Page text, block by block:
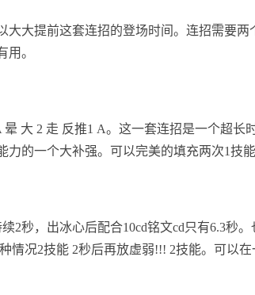
大提前这套连招的登场时间。连招需要两
用。
大 2 走 反推1 A。这一套连招是一个超长
力的一个大补强。可以完美的填充两次1技能
秒，出冰心后配合10cd铭文cd只有6.3秒。
情况2技能 2秒后再放虚弱!!! 2技能。可以